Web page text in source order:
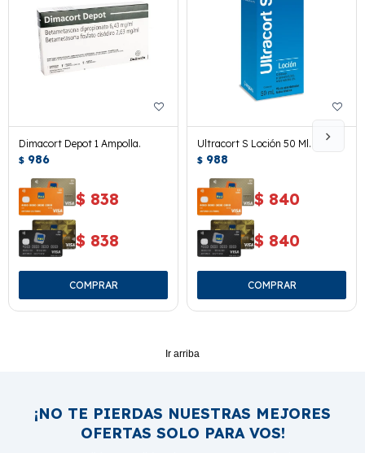
Dimacort Depot 1 Ampolla.
$ 986
$ 838
$ 838
Ultracort S Loción 50 Ml.
$ 988
$ 840
$ 840
Ir arriba
¡NO TE PIERDAS NUESTRAS MEJORES
OFERTAS SOLO PARA VOS!